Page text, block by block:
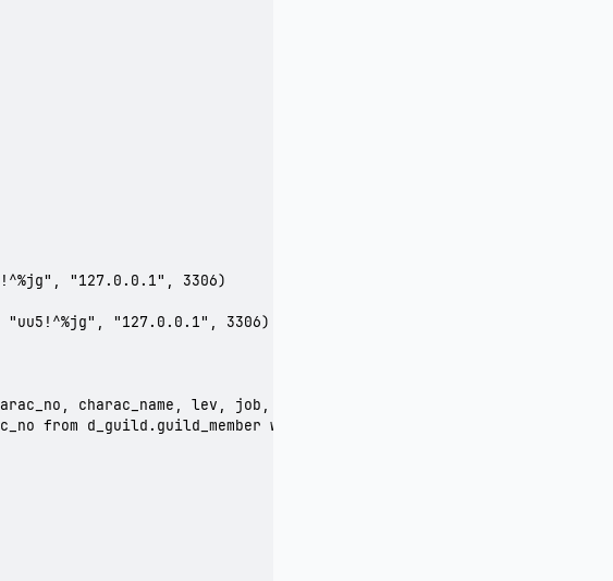
"127.0.0.1", 3306)
"127.0.0.1", 3306)
charac_name, lev, job, grow_type from
from d_guild.guild_member where charac_no = " .. characNo)